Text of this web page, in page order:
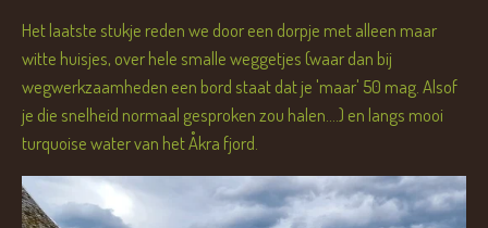
Het laatste stukje reden we door een dorpje met alleen maar
witte huisjes, over hele smalle weggetjes (waar dan bij
wegwerkzaamheden een bord staat dat je 'maar' 50 mag. Alsof
je die snelheid normaal gesproken zou halen....) en langs mooi
turquoise water van het Åkra fjord.